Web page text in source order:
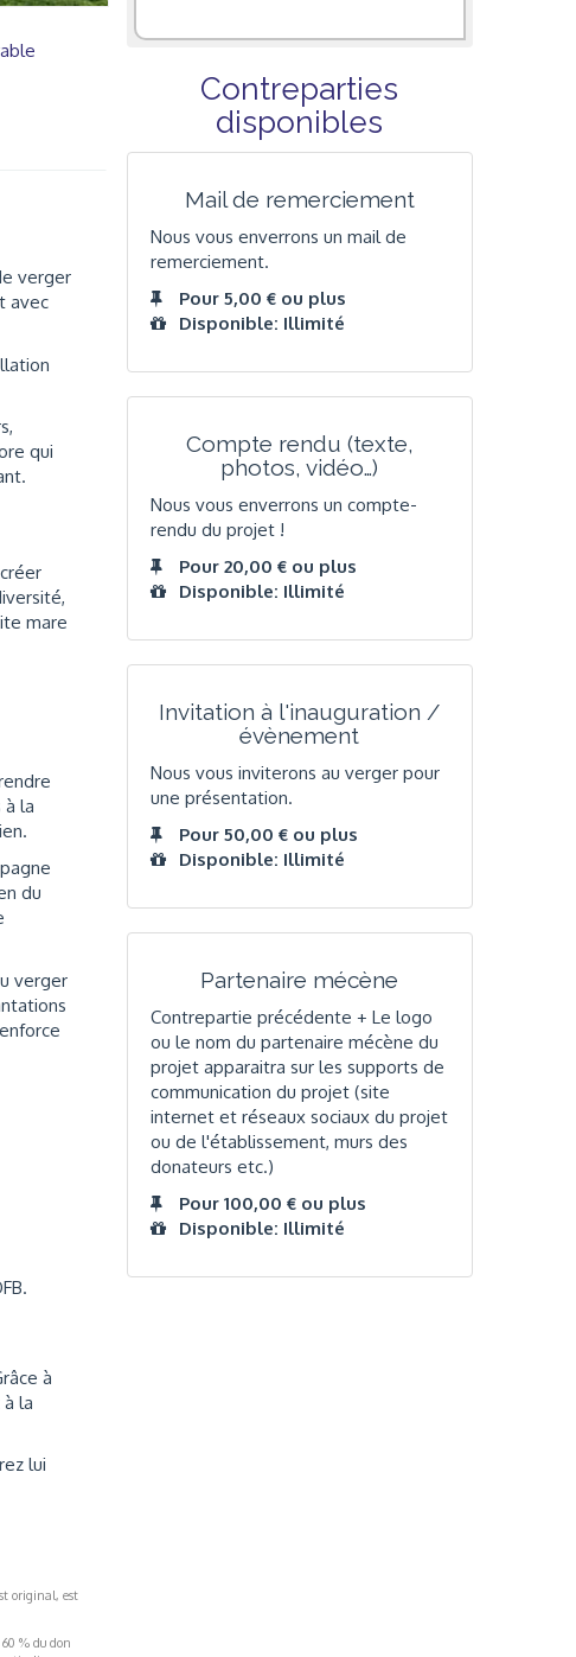
verger
avec
qui
mare
la
du
verger
à
la
lui
original, est
% du don
Contreparties
disponibles
Mail de remerciement
Nous vous enverrons un mail de
remerciement.
Pour 5,00 € ou plus
Disponible: Illimité
Compte rendu (texte,
photos, vidéo…)
Nous vous enverrons un compte-
rendu du projet !
Pour 20,00 € ou plus
Disponible: Illimité
Invitation à l'inauguration /
évènement
Nous vous inviterons au verger pour
une présentation.
Pour 50,00 € ou plus
Disponible: Illimité
Partenaire mécène
Contrepartie précédente + Le logo
ou le nom du partenaire mécène du
projet apparaitra sur les supports de
communication du projet (site
internet et réseaux sociaux du projet
ou de l'établissement, murs des
donateurs etc.)
Pour 100,00 € ou plus
Disponible: Illimité